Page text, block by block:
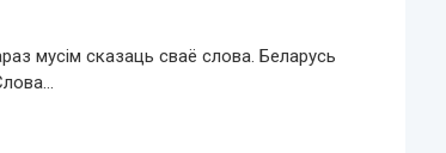
мусім сказаць сваё слова. Беларусь